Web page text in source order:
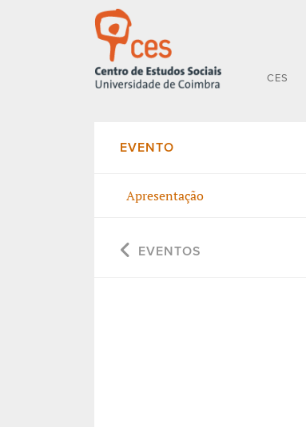
CES
EVENTO
Apresentação
EVENTOS